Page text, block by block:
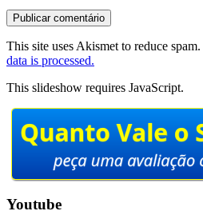
This site uses Akismet to reduce spam.
data is processed.
This slideshow requires JavaScript.
Youtube